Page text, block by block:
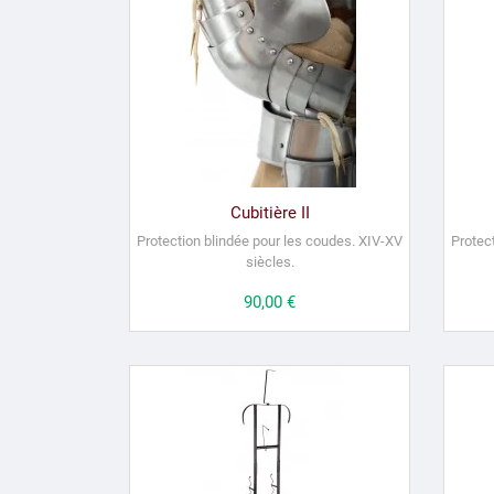
Cubitière II
Protection blindée pour les coudes. XIV-XV
siècles.
Prix
90,00 €